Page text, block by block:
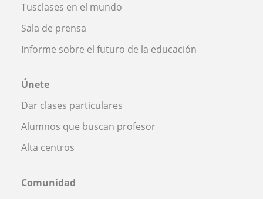
Tusclases en el mundo
Sala de prensa
Informe sobre el futuro de la educación
Únete
Dar clases particulares
Alumnos que buscan profesor
Alta centros
Comunidad